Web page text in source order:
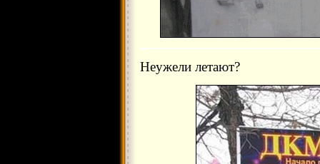
Неужели летают?